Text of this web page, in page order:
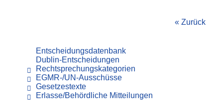
« Zurück
Entscheidungsdatenbank
Dublin-Entscheidungen
Rechtsprechungskategorien
EGMR-/UN-Ausschüsse
Gesetzestexte
Erlasse/Behördliche Mitteilungen